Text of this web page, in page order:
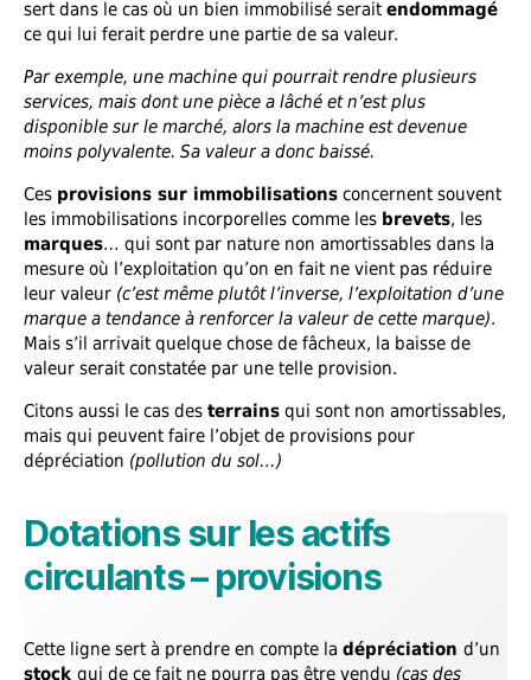
sert dans le cas où un bien immobilisé serait endommagé
ce qui lui ferait perdre une partie de sa valeur.
Par exemple, une machine qui pourrait rendre plusieurs
services, mais dont une pièce a lâché et n’est plus
disponible sur le marché, alors la machine est devenue
moins polyvalente. Sa valeur a donc baissé.
Ces provisions sur immobilisations concernent souvent
les immobilisations incorporelles comme les brevets, les
marques… qui sont par nature non amortissables dans la
mesure où l’exploitation qu’on en fait ne vient pas réduire
leur valeur (c’est même plutôt l’inverse, l’exploitation d’une
marque a tendance à renforcer la valeur de cette marque).
Mais s’il arrivait quelque chose de fâcheux, la baisse de
valeur serait constatée par une telle provision.
Citons aussi le cas des terrains qui sont non amortissables,
mais qui peuvent faire l’objet de provisions pour
dépréciation (pollution du sol…)
Dotations sur les actifs
circulants – provisions
Cette ligne sert à prendre en compte la dépréciation d’un
stock qui de ce fait ne pourra pas être vendu (cas des